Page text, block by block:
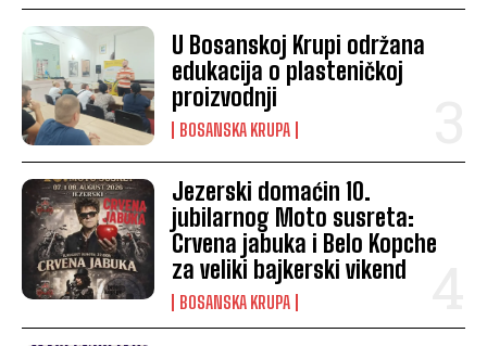
U Bosanskoj Krupi održana
edukacija o plasteničkoj
proizvodnji
BOSANSKA KRUPA
Jezerski domaćin 10.
jubilarnog Moto susreta:
Crvena jabuka i Belo Kopche
za veliki bajkerski vikend
BOSANSKA KRUPA